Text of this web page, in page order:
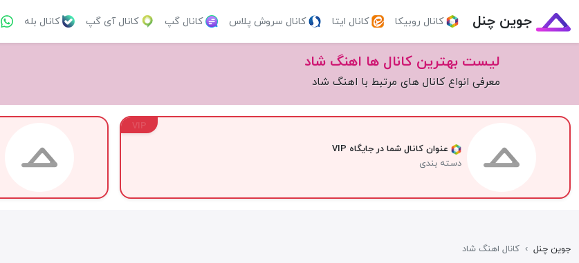
جوین چنل کانال روبیکا کانال ایتا کانال سروش پلاس کانال گپ کانال آی گپ کانال بله
لیست بهترین کانال ها اهنگ شاد
معرفی انواع کانال های مرتبط با اهنگ شاد
VIP
عنوان کانال شما در جایگاه VIP
دسته بندی
جوین چنل › کانال اهنگ شاد